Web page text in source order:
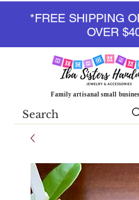
Family artisanal small
*FREE SHIPPING
OVER